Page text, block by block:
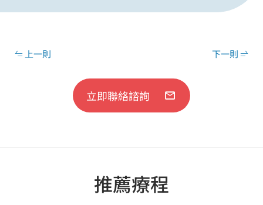
上一則
立即聯絡諮詢
下一則
推薦療程